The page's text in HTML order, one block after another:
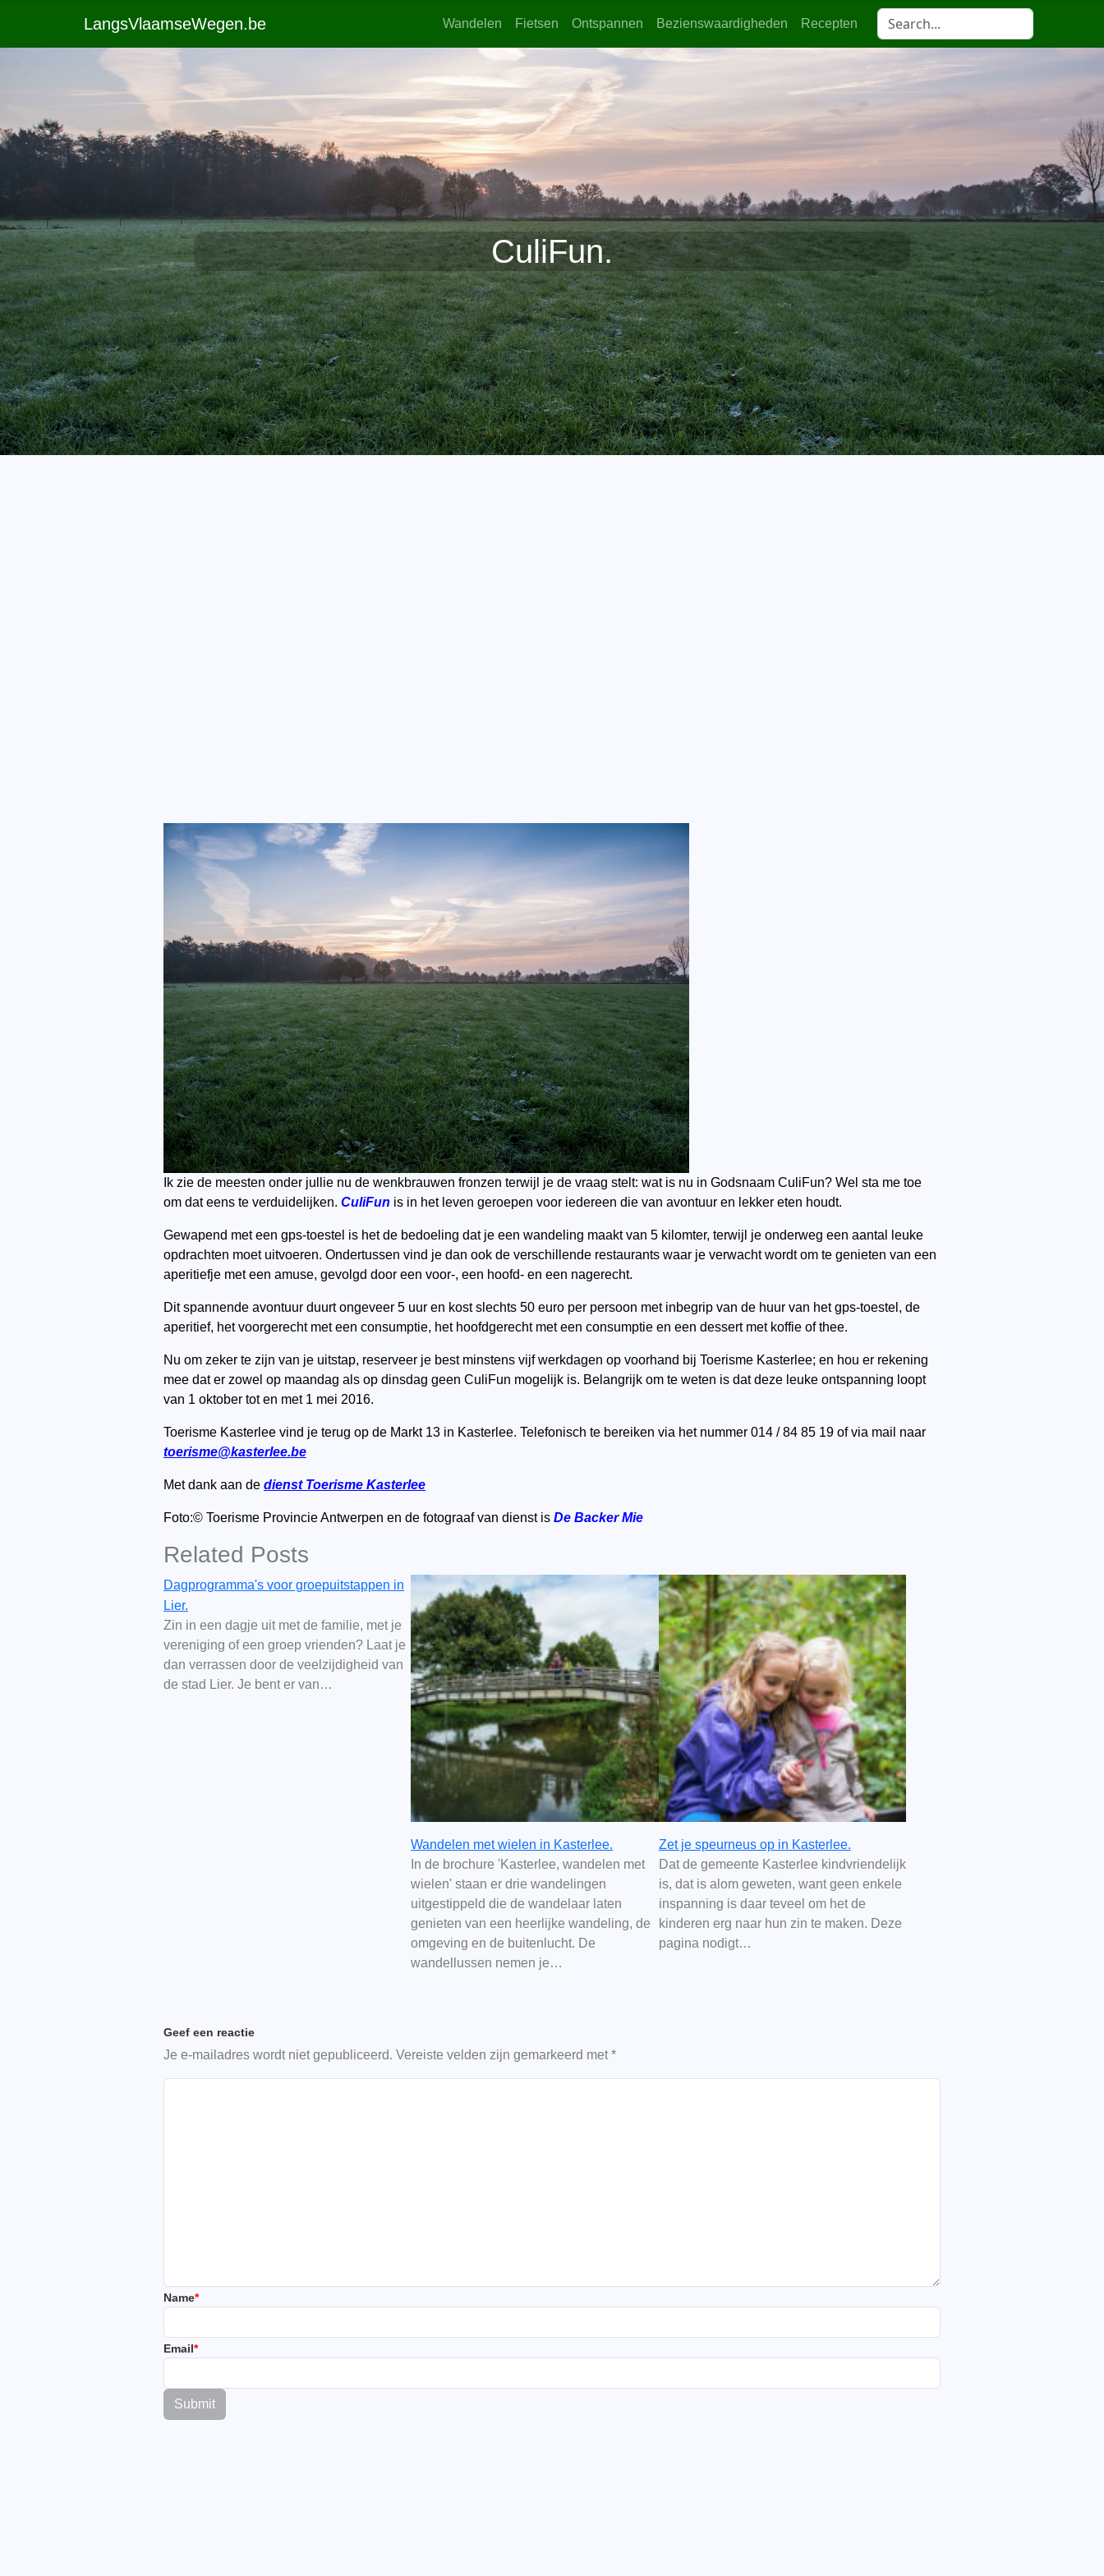
LangsVlaamseWegen.be Wandelen Fietsen Ontspannen Bezienswaardigheden Recepten
CuliFun.
Ik zie de meesten onder jullie nu de wenkbrauwen fronzen terwijl je de vraag stelt: wat is nu in Godsnaam CuliFun? Wel sta me toe
om dat eens te verduidelijken. CuliFun is in het leven geroepen voor iedereen die van avontuur en lekker eten houdt.
Gewapend met een gps-toestel is het de bedoeling dat je een wandeling maakt van 5 kilomter, terwijl je onderweg een aantal leuke
opdrachten moet uitvoeren. Ondertussen vind je dan ook de verschillende restaurants waar je verwacht wordt om te genieten van een
aperitiefje met een amuse, gevolgd door een voor-, een hoofd- en een nagerecht.
Dit spannende avontuur duurt ongeveer 5 uur en kost slechts 50 euro per persoon met inbegrip van de huur van het gps-toestel, de
aperitief, het voorgerecht met een consumptie, het hoofdgerecht met een consumptie en een dessert met koffie of thee.
Nu om zeker te zijn van je uitstap, reserveer je best minstens vijf werkdagen op voorhand bij Toerisme Kasterlee; en hou er rekening
mee dat er zowel op maandag als op dinsdag geen CuliFun mogelijk is. Belangrijk om te weten is dat deze leuke ontspanning loopt
van 1 oktober tot en met 1 mei 2016.
Toerisme Kasterlee vind je terug op de Markt 13 in Kasterlee. Telefonisch te bereiken via het nummer 014 / 84 85 19 of via mail naar
toerisme@kasterlee.be
Met dank aan de dienst Toerisme Kasterlee
Foto:© Toerisme Provincie Antwerpen en de fotograaf van dienst is De Backer Mie
Related Posts
Dagprogramma's voor groepuitstappen in
Lier.
Zin in een dagje uit met de familie, met je
vereniging of een groep vrienden? Laat je
dan verrassen door de veelzijdigheid van
de stad Lier. Je bent er van…
Wandelen met wielen in Kasterlee.
In de brochure 'Kasterlee, wandelen met
wielen' staan er drie wandelingen
uitgestippeld die de wandelaar laten
genieten van een heerlijke wandeling, de
omgeving en de buitenlucht. De
wandellussen nemen je…
Zet je speurneus op in Kasterlee.
Dat de gemeente Kasterlee kindvriendelijk
is, dat is alom geweten, want geen enkele
inspanning is daar teveel om het de
kinderen erg naar hun zin te maken. Deze
pagina nodigt…
Geef een reactie
Je e-mailadres wordt niet gepubliceerd. Vereiste velden zijn gemarkeerd met*
Name*
Email*